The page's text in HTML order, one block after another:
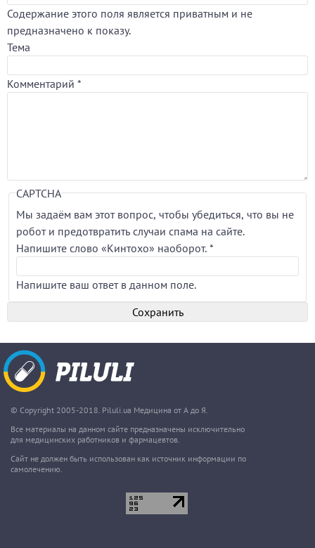
Содержание этого поля является приватным и не
предназначено к показу.
Тема
Комментарий *
CAPTCHA
Мы задаём вам этот вопрос, чтобы убедиться, что вы не
робот и предотвратить случаи спама на сайте.
Напишите слово «Кинтохо» наоборот. *
Напишите ваш ответ в данном поле.
© Copyright 2005-2018. Piluli.ua Медицина от А до Я.
Все материалы на данном сайте предназначены исключительно
для медицинских работников и фармацевтов.
Сайт не должен быть использован как источник информации по
самолечению.